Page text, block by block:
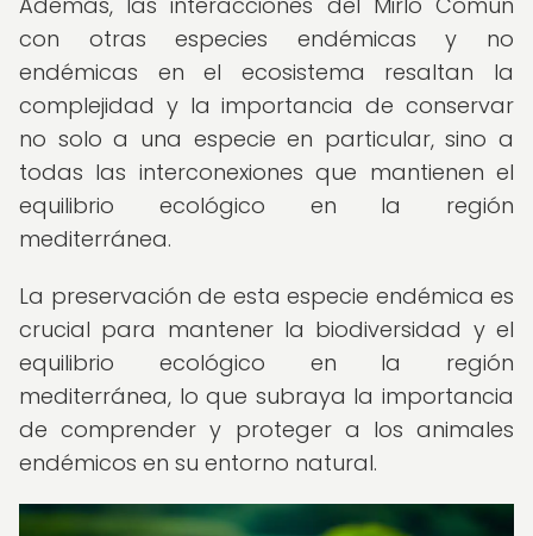
con otras especies endémicas y no
endémicas en el ecosistema resaltan la
complejidad y la importancia de conservar
no solo a una especie en particular, sino a
todas las interconexiones que mantienen el
equilibrio ecológico en la región
mediterránea.
La preservación de esta especie endémica es
crucial para mantener la biodiversidad y el
equilibrio ecológico en la región
mediterránea, lo que subraya la importancia
de comprender y proteger a los animales
endémicos en su entorno natural.